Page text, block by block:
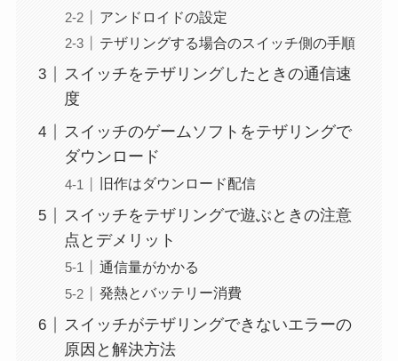
アンドロイドの設定
テザリングする場合のスイッチ側の手順
スイッチをテザリングしたときの通信速
度
スイッチのゲームソフトをテザリングで
ダウンロード
旧作はダウンロード配信
スイッチをテザリングで遊ぶときの注意
点とデメリット
通信量がかかる
発熱とバッテリー消費
スイッチがテザリングできないエラーの
原因と解決方法